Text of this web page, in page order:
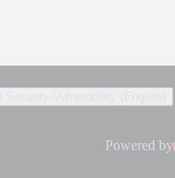
Powered by